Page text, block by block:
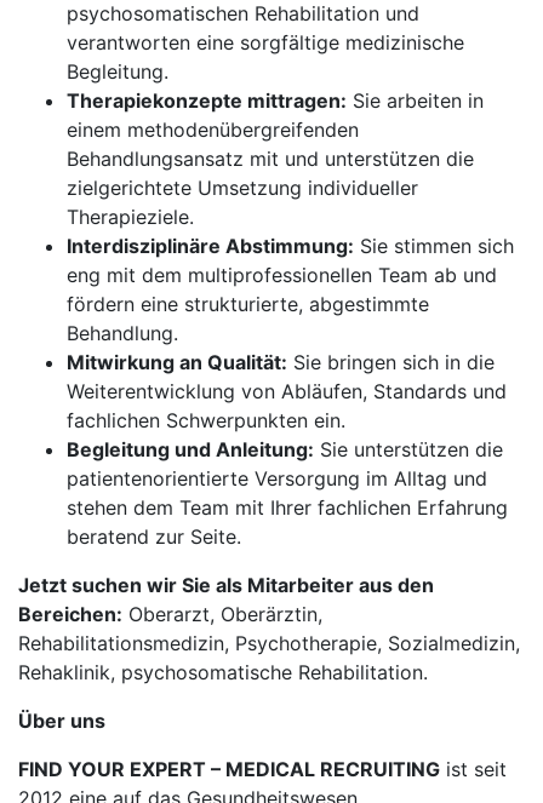
psychosomatischen Rehabilitation und
verantworten eine sorgfältige medizinische
Begleitung.
Therapiekonzepte mittragen: Sie arbeiten in
einem methodenübergreifenden
Behandlungsansatz mit und unterstützen die
zielgerichtete Umsetzung individueller
Therapieziele.
Interdisziplinäre Abstimmung: Sie stimmen sich
eng mit dem multiprofessionellen Team ab und
fördern eine strukturierte, abgestimmte
Behandlung.
Mitwirkung an Qualität: Sie bringen sich in die
Weiterentwicklung von Abläufen, Standards und
fachlichen Schwerpunkten ein.
Begleitung und Anleitung: Sie unterstützen die
patientenorientierte Versorgung im Alltag und
stehen dem Team mit Ihrer fachlichen Erfahrung
beratend zur Seite.
Jetzt suchen wir Sie als Mitarbeiter aus den
Bereichen: Oberarzt, Oberärztin,
Rehabilitationsmedizin, Psychotherapie, Sozialmedizin,
Rehaklinik, psychosomatische Rehabilitation.
Über uns
FIND YOUR EXPERT – MEDICAL RECRUITING ist seit
2012 eine auf das Gesundheitswesen